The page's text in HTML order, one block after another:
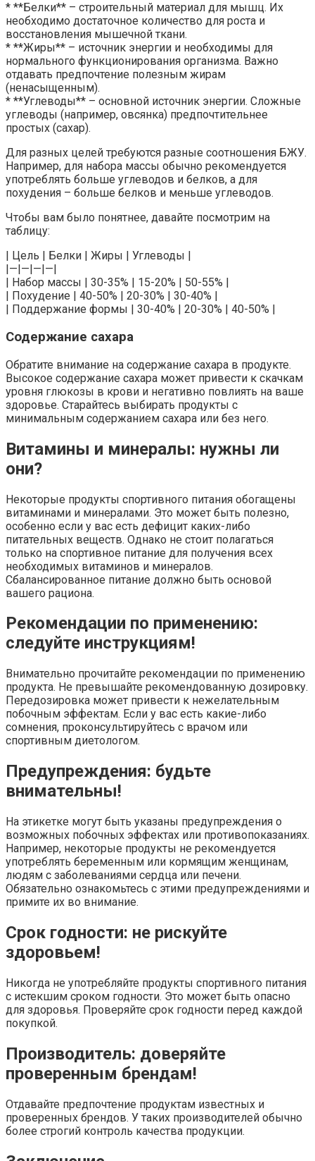
* **Белки** – строительный материал для мышц. Их
необходимо достаточное количество для роста и
восстановления мышечной ткани.
* **Жиры** – источник энергии и необходимы для
нормального функционирования организма. Важно
отдавать предпочтение полезным жирам
(ненасыщенным).
* **Углеводы** – основной источник энергии. Сложные
углеводы (например, овсянка) предпочтительнее
простых (сахар).
Для разных целей требуются разные соотношения БЖУ.
Например, для набора массы обычно рекомендуется
употреблять больше углеводов и белков, а для
похудения – больше белков и меньше углеводов.
Чтобы вам было понятнее, давайте посмотрим на
таблицу:
| Цель | Белки | Жиры | Углеводы |
|—|—|—|—|
| Набор массы | 30-35% | 15-20% | 50-55% |
| Похудение | 40-50% | 20-30% | 30-40% |
| Поддержание формы | 30-40% | 20-30% | 40-50% |
Содержание сахара
Обратите внимание на содержание сахара в продукте.
Высокое содержание сахара может привести к скачкам
уровня глюкозы в крови и негативно повлиять на ваше
здоровье. Старайтесь выбирать продукты с
минимальным содержанием сахара или без него.
Витамины и минералы: нужны ли
они?
Некоторые продукты спортивного питания обогащены
витаминами и минералами. Это может быть полезно,
особенно если у вас есть дефицит каких-либо
питательных веществ. Однако не стоит полагаться
только на спортивное питание для получения всех
необходимых витаминов и минералов.
Сбалансированное питание должно быть основой
вашего рациона.
Рекомендации по применению:
следуйте инструкциям!
Внимательно прочитайте рекомендации по применению
продукта. Не превышайте рекомендованную дозировку.
Передозировка может привести к нежелательным
побочным эффектам. Если у вас есть какие-либо
сомнения, проконсультируйтесь с врачом или
спортивным диетологом.
Предупреждения: будьте
внимательны!
На этикетке могут быть указаны предупреждения о
возможных побочных эффектах или противопоказаниях.
Например, некоторые продукты не рекомендуется
употреблять беременным или кормящим женщинам,
людям с заболеваниями сердца или печени.
Обязательно ознакомьтесь с этими предупреждениями и
примите их во внимание.
Срок годности: не рискуйте
здоровьем!
Никогда не употребляйте продукты спортивного питания
с истекшим сроком годности. Это может быть опасно
для здоровья. Проверяйте срок годности перед каждой
покупкой.
Производитель: доверяйте
проверенным брендам!
Отдавайте предпочтение продуктам известных и
проверенных брендов. У таких производителей обычно
более строгий контроль качества продукции.